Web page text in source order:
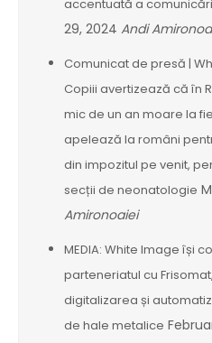
accentuată a
29, 2024 Andi
Comunicat de presă |
Copiii avertizează că în
mic de un an moare la
apelează la români
din impozitul pe venit,
secții de neonatologie
Amironoaiei
MEDIA: White Image își
parteneriatul cu
digitalizarea și
de hale metalice